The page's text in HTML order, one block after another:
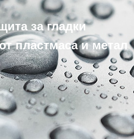
за гладки
пластмаса и метал